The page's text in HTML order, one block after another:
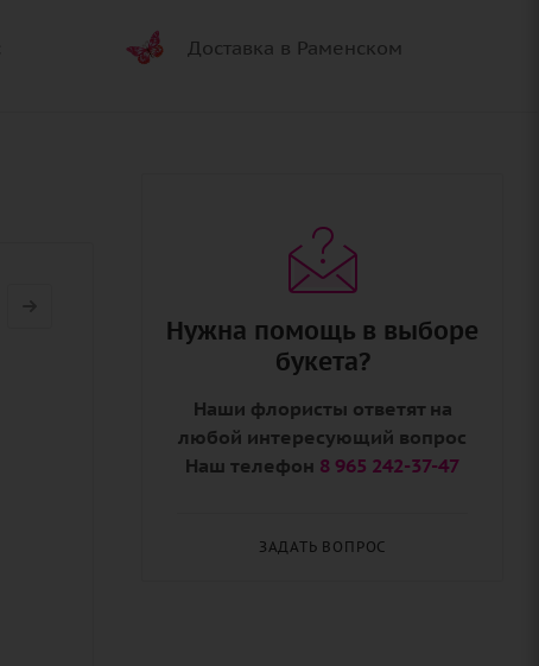
Доставка в Раменском
Нужна помощь в выборе
букета?
Наши флористы ответят на
любой интересующий вопрос
Наш телефон 8 965 242-37-47
ЗАДАТЬ ВОПРОС